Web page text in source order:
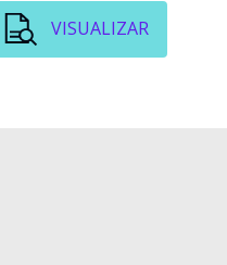
VISUALIZAR